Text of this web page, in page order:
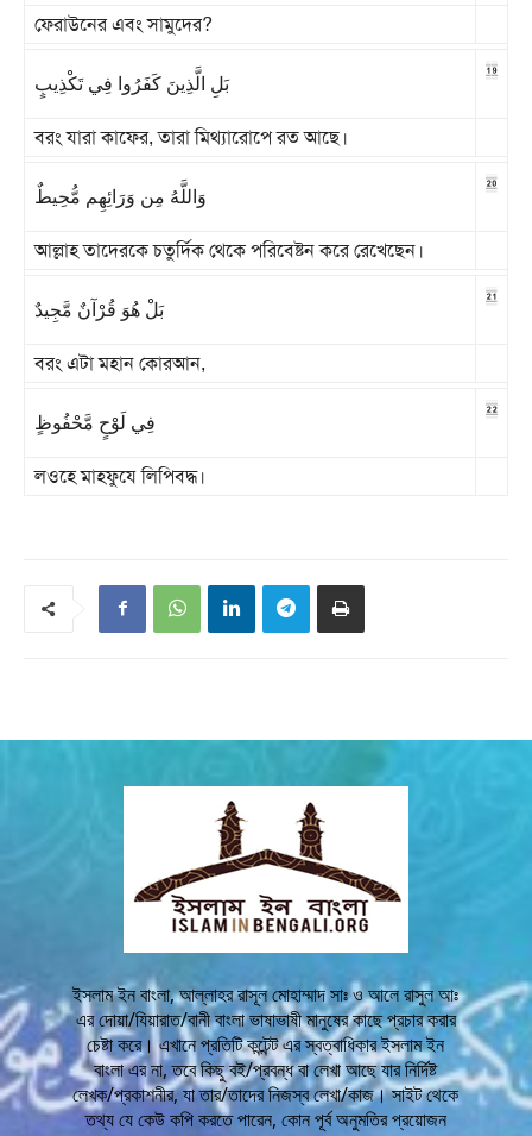
ফেরাউনের এবং সামুদের?
بَلِ الَّذِينَ كَفَرُوا فِي تَكْذِيبٍ 19
বরং যারা কাফের, তারা মিথ্যারোপে রত আছে।
وَاللَّهُ مِن وَرَائِهِم مُّحِيطٌ 20
আল্লাহ তাদেরকে চতুর্দিক থেকে পরিবেষ্টন করে রেখেছেন।
بَلْ هُوَ قُرْآنٌ مَّجِيدٌ 21
বরং এটা মহান কোরআন,
فِي لَوْحٍ مَّحْفُوظٍ 22
লওহে মাহফুযে লিপিবদ্ধ।
ইসলাম ইন বাংলা, আল্লাহর রাসূল মোহাম্মাদ সাঃ ও আলে রাসুল আঃ
এর দোয়া/যিয়ারাত/বানী বাংলা ভাষাভাষী মানুষের কাছে প্রচার করার
চেষ্টা করে। এখানে প্রতিটি কন্টেন্ট এর স্বত্বাধিকার ইসলাম ইন
বাংলা এর না, তবে কিছু বই/প্রবন্ধ বা লেখা আছে যার নির্দিষ্ট
লেখক/প্রকাশনীর, যা তার/তাদের নিজস্ব লেখা/কাজ। সাইট থেকে
তথ্য যে কেউ কপি করতে পারেন, কোন পূর্ব অনুমতির প্রয়োজন